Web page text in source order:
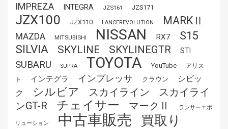
IMPREZA INTEGRA JZS161 JZS171
JZX100 JZX110 LANCEREVOLUTION MARKⅡ
MAZDA MITSUBISHI NISSAN RX7 S15
SILVIA SKYLINE SKYLINEGTR STI
SUBARU SUPRA TOYOTA YouTube
アリス
ト
インテグラ インプレッサ クラウン
シビッ
ク
シルビア スカイライン
スカイライ
ンGT-R
チェイサー マークⅡ ランサーエボ
リューション 中古車販売 買取り